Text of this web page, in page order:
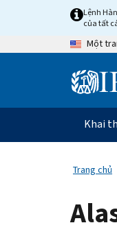
content
Lệnh
của tất
Một
Điều
hướng
chính
Khai
Trang chủ